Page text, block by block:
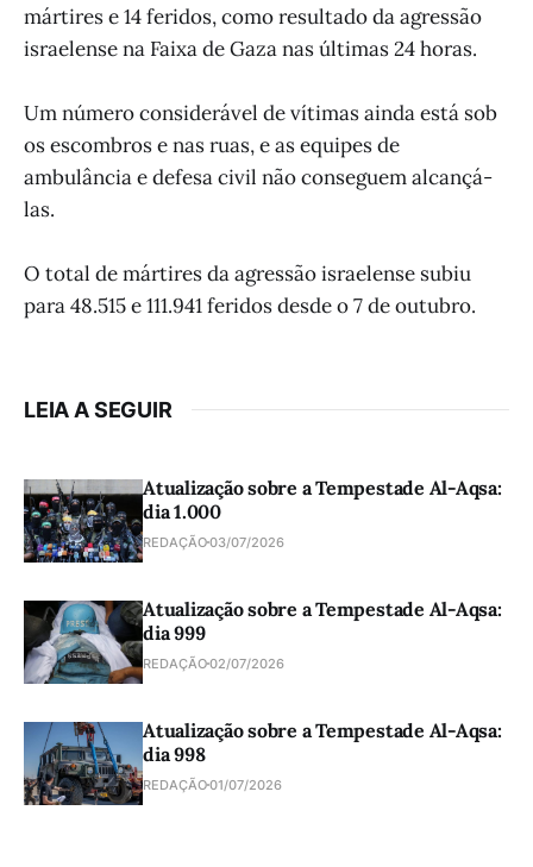
mártires e 14 feridos, como resultado da agressão
israelense na Faixa de Gaza nas últimas 24 horas.
Um número considerável de vítimas ainda está sob
os escombros e nas ruas, e as equipes de
ambulância e defesa civil não conseguem alcançá-
las.
O total de mártires da agressão israelense subiu
para 48.515 e 111.941 feridos desde o 7 de outubro.
LEIA A SEGUIR
Atualização sobre a Tempestade Al-Aqsa:
dia 1.000
REDAÇÃO03/07/2026
Atualização sobre a Tempestade Al-Aqsa:
dia 999
REDAÇÃO02/07/2026
Atualização sobre a Tempestade Al-Aqsa:
dia 998
REDAÇÃO01/07/2026